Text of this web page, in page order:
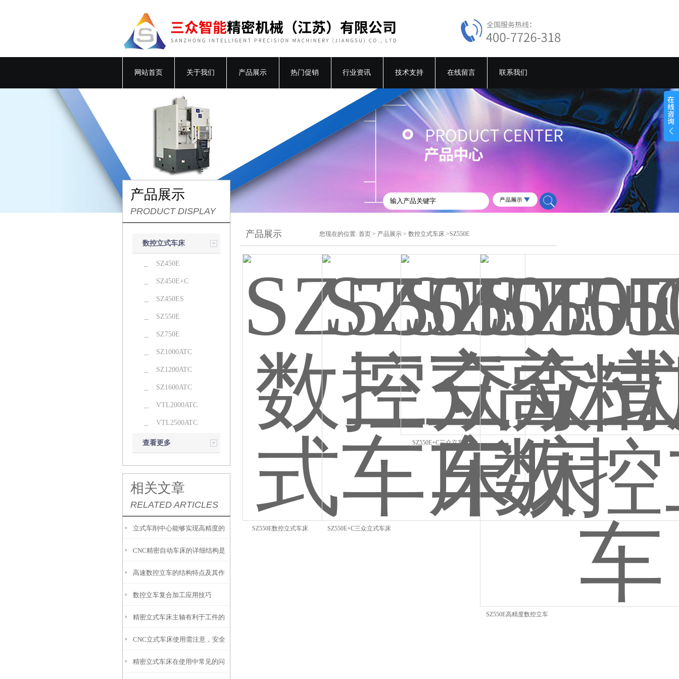
网站首页 关于我们 产品展示 热门促销 行业资讯 技术支持 在线留言 联系我们
产品展示
PRODUCT DISPLAY
数控立式车床
SZ450E
SZ450E+C
SZ450ES
SZ550E
SZ750E
SZ1000ATC
SZ1200ATC
SZ1600ATC
VTL2000ATC
VTL2500ATC
查看更多
相关文章
RELATED ARTICLES
立式车削中心能够实现高精度的
加工
CNC精密自动车床的详细结构是
什么？
高速数控立车的结构特点及其作
用
数控立车复合加工应用技巧
精密立式车床主轴有利于工件的
稳定装夹和切削力的均匀分布
CNC立式车床使用需注意，安全
操作很重要！
精密立式车床在使用中常见的问
产品展示 您现在的位置:首页 > 产品展示 >数控立式车床 >SZ550E
SZ550E数控立式车床 SZ550E+C三众立式车床
SZ550E+C三众立车
SZ550E高精度数控立车